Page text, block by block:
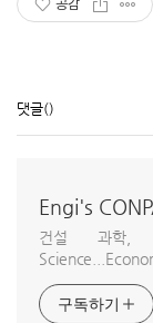
공감
댓글()
Engi's
건설 과학,
구독하기